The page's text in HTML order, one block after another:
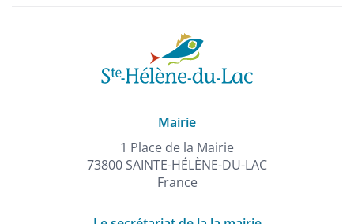
Mairie
1 Place de la Mairie
73800 SAINTE-HÉLÈNE-DU-LAC
France